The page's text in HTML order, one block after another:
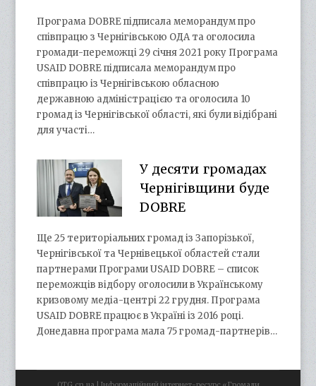
Програма DOBRE підписала меморандум про
співпрацю з Чернігівською ОДА та оголосила
громади-переможці 29 січня 2021 року Програма
USAID DOBRE підписала меморандум про
співпрацю із Чернігівською обласною
державною адміністрацією та оголосила 10
громад із Чернігівської області, які були відібрані
для участі…
У десяти громадах
Чернігівщини буде
DOBRE
Ще 25 територіальних громад із Запорізької,
Чернігівської та Чернівецької областей стали
партнерами Програми USAID DOBRE – список
переможців відбору оголосили в Українському
кризовому медіа-центрі 22 грудня. Програма
USAID DOBRE працює в Україні із 2016 році.
Донедавна програма мала 75 громад-партнерів…